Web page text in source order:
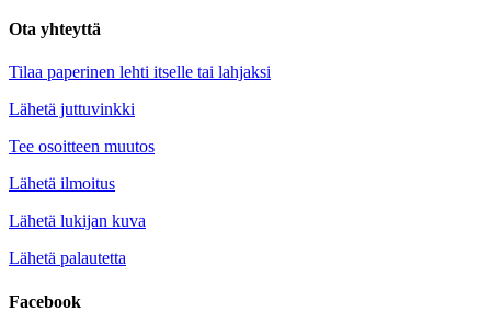
Ota yhteyttä
Tilaa paperinen lehti itselle tai lahjaksi
Lähetä juttuvinkki
Tee osoitteen muutos
Lähetä ilmoitus
Lähetä lukijan kuva
Lähetä palautetta
Facebook